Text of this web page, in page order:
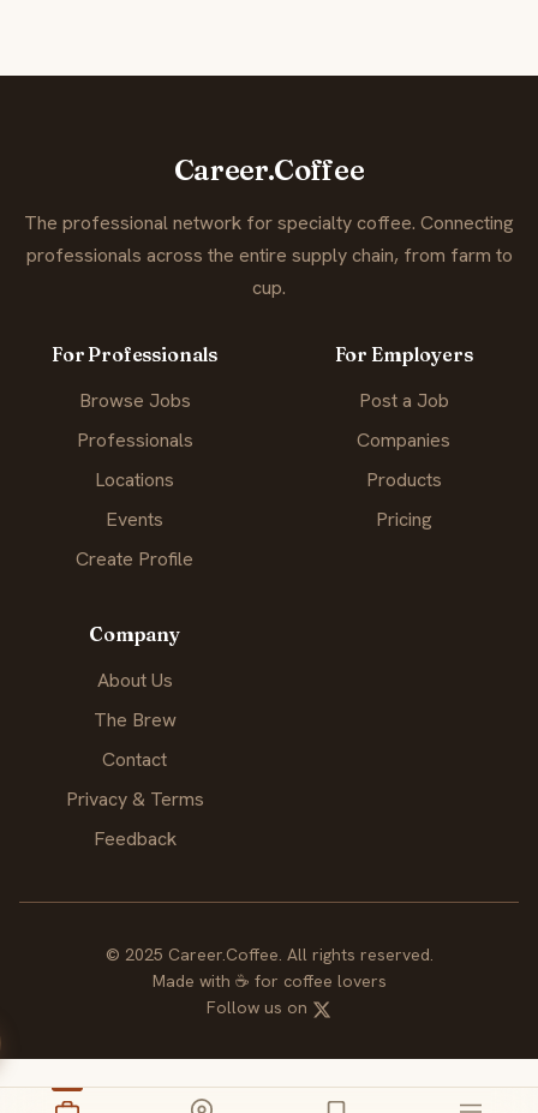
Career.Coffee
The professional network for specialty coffee. Connecting
professionals across the entire supply chain, from farm to
cup.
For Professionals
Browse Jobs
Professionals
Locations
Events
Create Profile
For Employers
Post a Job
Companies
Products
Pricing
Company
About Us
The Brew
Contact
Privacy & Terms
Feedback
© 2025 Career.Coffee. All rights reserved.
Made with ☕ for coffee lovers
Follow us on